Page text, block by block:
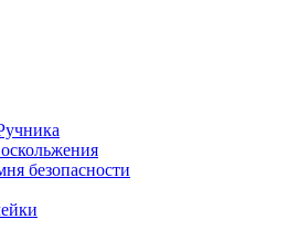
безопасности